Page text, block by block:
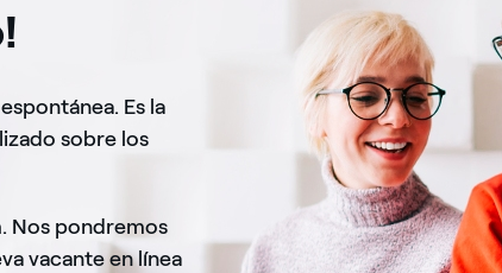
Es la
sobre los
Nos pondremos
vacante en línea